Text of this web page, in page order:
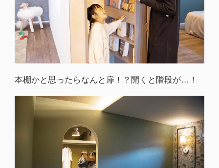
本棚かと思ったらなんと扉！？開くと階段が…！